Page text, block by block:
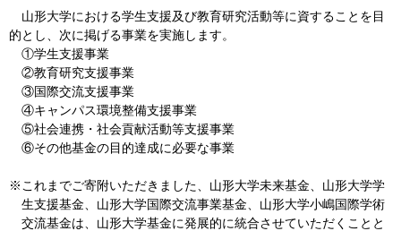
山形大学における学生支援及び教育研究活動等に資することを目
的とし、次に掲げる事業を実施します。
①学生支援事業
②教育研究支援事業
③国際交流支援事業
④キャンパス環境整備支援事業
⑤社会連携・社会貢献活動等支援事業
⑥その他基金の目的達成に必要な事業
※これまでご寄附いただきました、山形大学未来基金、山形大学学
生支援基金、山形大学国際交流事業基金、山形大学小嶋国際学術
交流基金は、山形大学基金に発展的に統合させていただくことと